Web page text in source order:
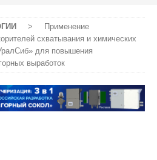
>
Применение
схватывания и химических
для повышения
выработок